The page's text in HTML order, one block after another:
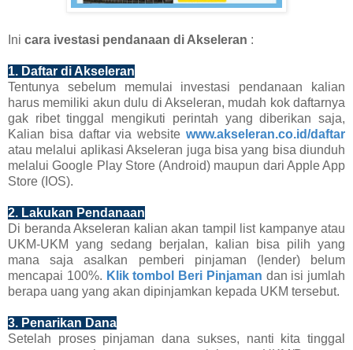
Ini cara ivestasi pendanaan di Akseleran :
1. Daftar di Akseleran
Tentunya sebelum memulai investasi pendanaan kalian
harus memiliki akun dulu di Akseleran, mudah kok daftarnya
gak ribet tinggal mengikuti perintah yang diberikan saja,
Kalian bisa daftar via website www.akseleran.co.id/daftar
atau melalui aplikasi Akseleran juga bisa yang bisa diunduh
melalui Google Play Store (Android) maupun dari Apple App
Store (IOS).
2. Lakukan Pendanaan
Di beranda Akseleran kalian akan tampil list kampanye atau
UKM-UKM yang sedang berjalan, kalian bisa pilih yang
mana saja asalkan pemberi pinjaman (lender) belum
mencapai 100%. Klik tombol Beri Pinjaman dan isi jumlah
berapa uang yang akan dipinjamkan kepada UKM tersebut.
3. Penarikan Dana
Setelah proses pinjaman dana sukses, nanti kita tinggal